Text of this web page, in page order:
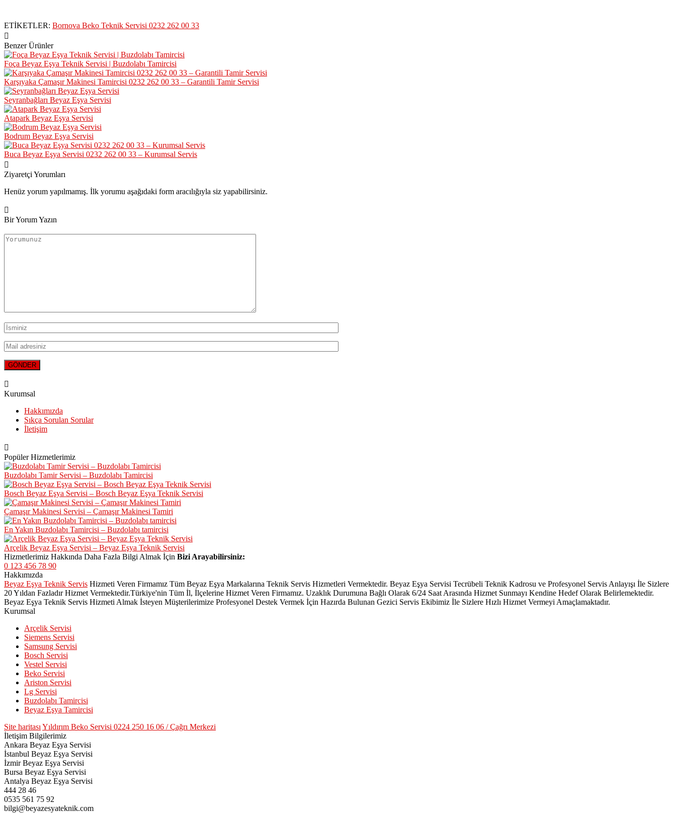
ETİKETLER: Bornova Beko Teknik Servisi 0232 262 00 33
Benzer Ürünler
Foça Beyaz Eşya Teknik Servisi | Buzdolabı Tamircisi
Karşıyaka Çamaşır Makinesi Tamircisi 0232 262 00 33 – Garantili Tamir Servisi
Seyranbağları Beyaz Eşya Servisi
Atapark Beyaz Eşya Servisi
Bodrum Beyaz Eşya Servisi
Buca Beyaz Eşya Servisi 0232 262 00 33 – Kurumsal Servis
Ziyaretçi Yorumları
Henüz yorum yapılmamış. İlk yorumu aşağıdaki form aracılığıyla siz yapabilirsiniz.
Bir Yorum Yazın
Kurumsal
Hakkımızda
Sıkça Sorulan Sorular
İletişim
Popüler Hizmetlerimiz
Buzdolabı Tamir Servisi – Buzdolabı Tamircisi
Bosch Beyaz Eşya Servisi – Bosch Beyaz Eşya Teknik Servisi
Çamaşır Makinesi Servisi – Çamaşır Makinesi Tamiri
En Yakın Buzdolabı Tamircisi – Buzdolabı tamircisi
Arçelik Beyaz Eşya Servisi – Beyaz Eşya Teknik Servisi
Hizmetlerimiz Hakkında Daha Fazla Bilgi Almak İçin Bizi Arayabilirsiniz:
0 123 456 78 90
Hakkımızda
Beyaz Eşya Teknik Servis Hizmeti Veren Firmamız Tüm Beyaz Eşya Markalarına Teknik Servis Hizmetleri Vermektedir. Beyaz Eşya Servisi Tecrübeli Teknik Kadrosu ve Profesyonel Servis Anlayışı İle Sizlere
20 Yıldan Fazladır Hizmet Vermektedir.Türkiye'nin Tüm İl, İlçelerine Hizmet Veren Firmamız. Uzaklık Durumuna Bağlı Olarak 6/24 Saat Arasında Hizmet Sunmayı Kendine Hedef Olarak Belirlemektedir.
Beyaz Eşya Teknik Servis Hizmeti Almak İsteyen Müşterilerimize Profesyonel Destek Vermek İçin Hazırda Bulunan Gezici Servis Ekibimiz İle Sizlere Hızlı Hizmet Vermeyi Amaçlamaktadır.
Kurumsal
Arçelik Servisi
Siemens Servisi
Samsung Servisi
Bosch Servisi
Vestel Servisi
Beko Servisi
Ariston Servisi
Lg Servisi
Buzdolabı Tamircisi
Beyaz Eşya Tamircisi
Site haritası Yıldırım Beko Servisi 0224 250 16 06 / Çağrı Merkezi
İletişim Bilgilerimiz
Ankara Beyaz Eşya Servisi
İstanbul Beyaz Eşya Servisi
İzmir Beyaz Eşya Servisi
Bursa Beyaz Eşya Servisi
Antalya Beyaz Eşya Servisi
444 28 46
0535 561 75 92
bilgi@beyazesyateknik.com